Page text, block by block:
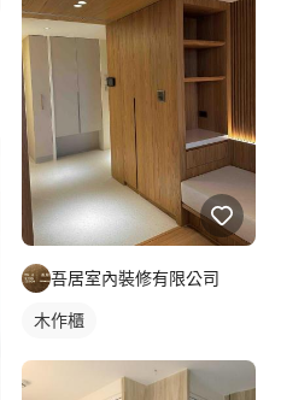
吾居室內裝修有限公司
木作櫃